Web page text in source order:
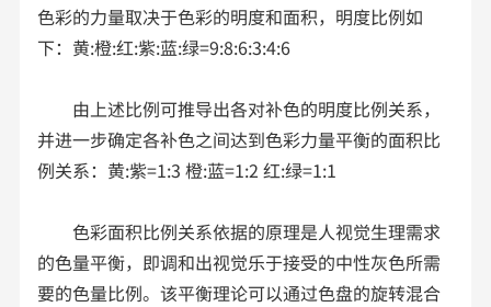
色彩的力量取决于色彩的明度和面积，明度比例如
下：黄:橙:红:紫:蓝:绿=9:8:6:3:4:6
由上述比例可推导出各对补色的明度比例关系，
并进一步确定各补色之间达到色彩力量平衡的面积比
例关系：黄:紫=1:3 橙:蓝=1:2 红:绿=1:1
色彩面积比例关系依据的原理是人视觉生理需求
的色量平衡，即调和出视觉乐于接受的中性灰色所需
要的色量比例。该平衡理论可以通过色盘的旋转混合